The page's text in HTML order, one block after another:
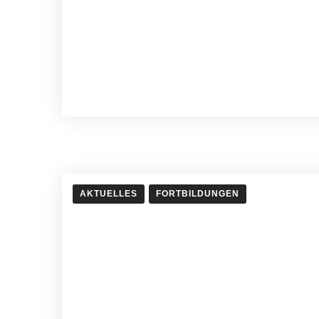
AKTUELLES FORTBILDUNGEN